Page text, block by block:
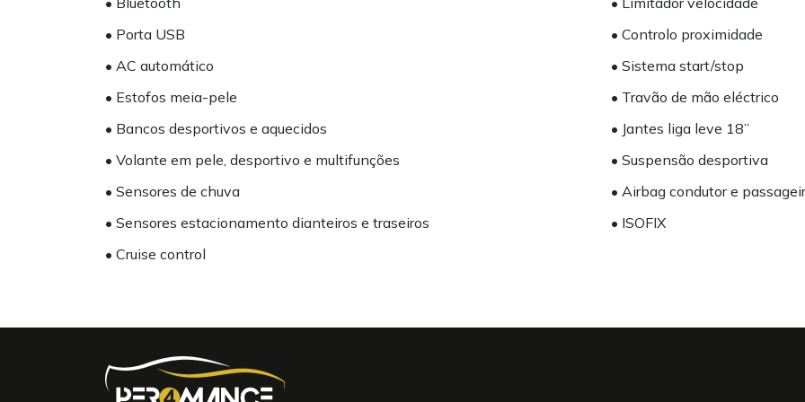
• Porta USB
• AC automático
• Estofos meia-pele
• Bancos desportivos e aquecidos
• Volante em pele, desportivo e multifunções
• Sensores de chuva
• Sensores estacionamento dianteiros e traseiros
• Cruise control
• Controlo proximidade
• Sistema start/stop
• Travão de mão eléctrico
• Jantes liga leve 18’’
• Suspensão desportiva
• Airbag condutor e
• ISOFIX